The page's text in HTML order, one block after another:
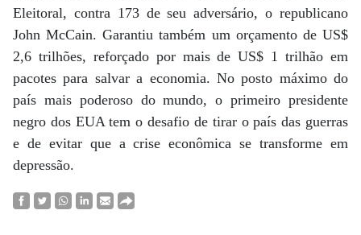
Eleitoral, contra 173 de seu adversário, o republicano
John McCain. Garantiu também um orçamento de US$
2,6 trilhões, reforçado por mais de US$ 1 trilhão em
pacotes para salvar a economia. No posto máximo do
país mais poderoso do mundo, o primeiro presidente
negro dos EUA tem o desafio de tirar o país das guerras
e de evitar que a crise econômica se transforme em
depressão.